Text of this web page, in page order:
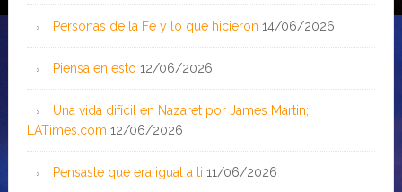
Personas de la Fe y lo que hicieron 14/06/2026
Piensa en esto 12/06/2026
Una vida difícil en Nazaret por James Martin;
LATimes.com 12/06/2026
Pensaste que era igual a ti 11/06/2026